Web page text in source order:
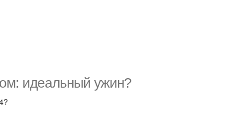
идеальный ужин?